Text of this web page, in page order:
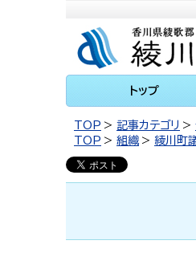
トップ
TOP 記事カテゴリ
TOP
組織 綾川町